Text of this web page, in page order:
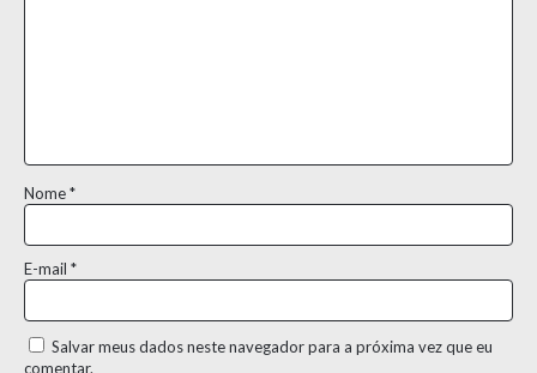
Nome*
E-mail *
Salvar meus dados neste navegador para a próxima vez que eu
comentar.